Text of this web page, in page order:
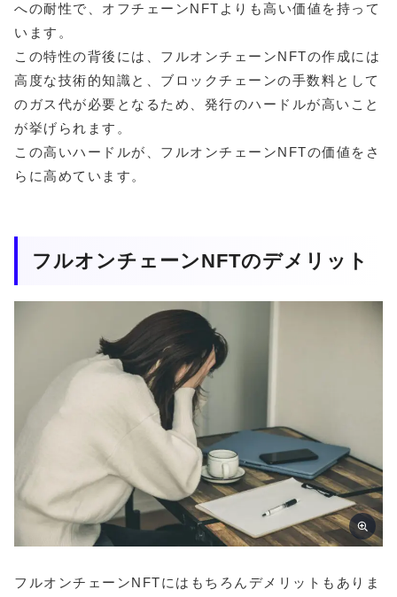
への耐性で、オフチェーンNFTよりも高い価値を持って
います。
この特性の背後には、フルオンチェーンNFTの作成には
高度な技術的知識と、ブロックチェーンの手数料として
のガス代が必要となるため、発行のハードルが高いこと
が挙げられます。
この高いハードルが、フルオンチェーンNFTの価値をさ
らに高めています。
フルオンチェーンNFTのデメリット
フルオンチェーンNFTにはもちろんデメリットもありま